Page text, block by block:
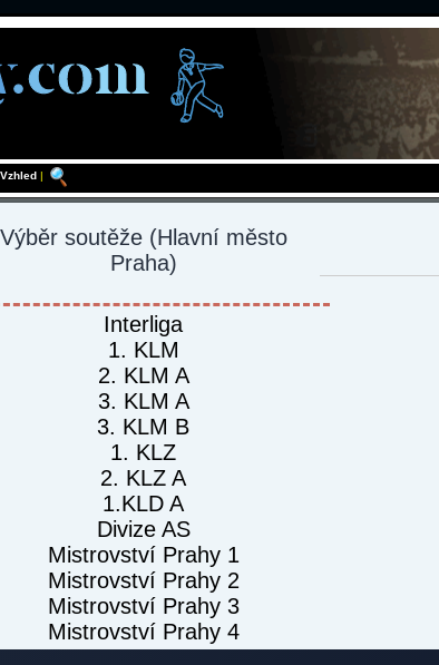
Vzhled |
Výběr soutěže(Hlavní město
Praha)
Interliga
1. KLM
2. KLM A
3. KLM A
3. KLM B
1. KLZ
2. KLZ A
1.KLD A
Divize AS
Mistrovství Prahy 1
Mistrovství Prahy 2
Mistrovství Prahy 3
Mistrovství Prahy 4